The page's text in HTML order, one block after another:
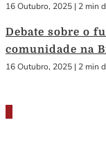
16 Outubro, 2025 | 2 min
Debate sobre o
comunidade na
16 Outubro, 2025 | 2 min